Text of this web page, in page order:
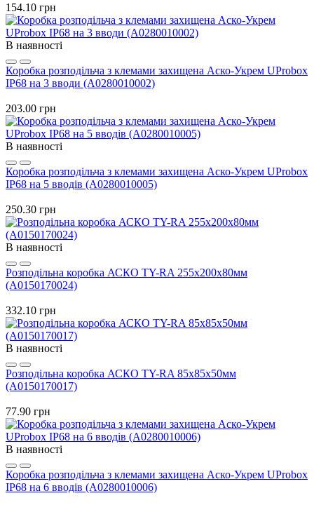
154.10 грн
В наявності
Коробка розподільча з клемами захищена Аско-Укрем UProbox
IP68 на 3 вводи (A0280010002)
203.00 грн
В наявності
Коробка розподільча з клемами захищена Аско-Укрем UProbox
IP68 на 5 вводів (A0280010005)
250.30 грн
В наявності
Розподільна коробка АСКО TY-RA 255х200х80мм
(A0150170024)
332.10 грн
В наявності
Розподільна коробка АСКО TY-RA 85х85х50мм
(A0150170017)
77.90 грн
В наявності
Коробка розподільча з клемами захищена Аско-Укрем UProbox
IP68 на 6 вводів (A0280010006)